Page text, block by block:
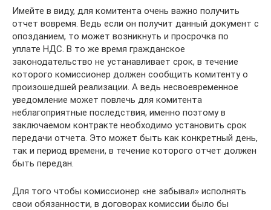
Имейте в виду, для комитента очень важно получить
отчет вовремя. Ведь если он получит данный документ с
опозданием, то может возникнуть и просрочка по
уплате НДС. В то же время гражданское
законодательство не устанавливает срок, в течение
которого комиссионер должен сообщить комитенту о
произошедшей реализации. А ведь несвоевременное
уведомление может повлечь для комитента
неблагоприятные последствия, именно поэтому в
заключаемом контракте необходимо установить срок
передачи отчета. Это может быть как конкретный день,
так и период времени, в течение которого отчет должен
быть передан.
Для того чтобы комиссионер «не забывал» исполнять
свои обязанности, в договорах комиссии было бы